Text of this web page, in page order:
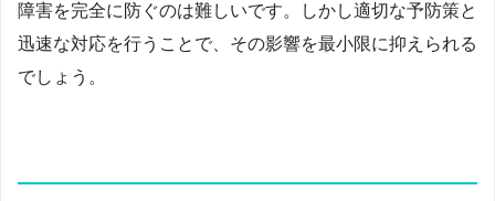
障害を完全に防ぐのは難しいです。しかし適切な予防策と
迅速な対応を行うことで、その影響を最小限に抑えられる
でしょう。